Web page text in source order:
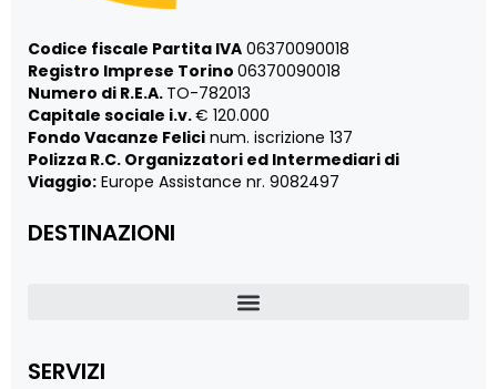
Codice fiscale Partita IVA 06370090018
Registro Imprese Torino 06370090018
Numero di R.E.A. TO-782013
Capitale sociale i.v.€ 120.000
Fondo Vacanze Felici num. iscrizione 137
Polizza R.C. Organizzatori ed Intermediari di
Viaggio: Europe Assistance nr. 9082497
DESTINAZIONI
SERVIZI